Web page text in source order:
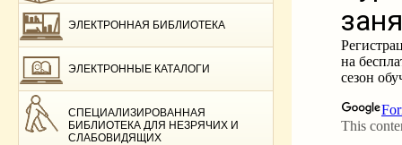
ЭЛЕКТРОННАЯ БИБЛИОТЕКА
ЭЛЕКТРОННЫЕ КАТАЛОГИ
СПЕЦИАЛИЗИРОВАННАЯ
БИБЛИОТЕКА ДЛЯ НЕЗРЯЧИХ И
СЛАБОВИДЯЩИХ